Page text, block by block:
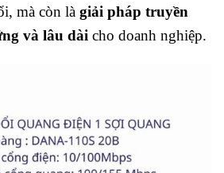
mà còn là giải pháp truyền
và lâu dài cho doanh nghiệp.